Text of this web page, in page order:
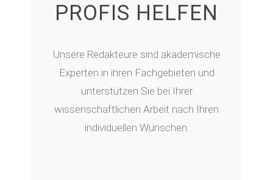
PROFIS HELFEN
Unsere Redakteure sind akademische
Experten in ihren Fachgebieten und
unterstützen Sie bei Ihrer
wissenschaftlichen Arbeit nach Ihren
individuellen Wünschen.